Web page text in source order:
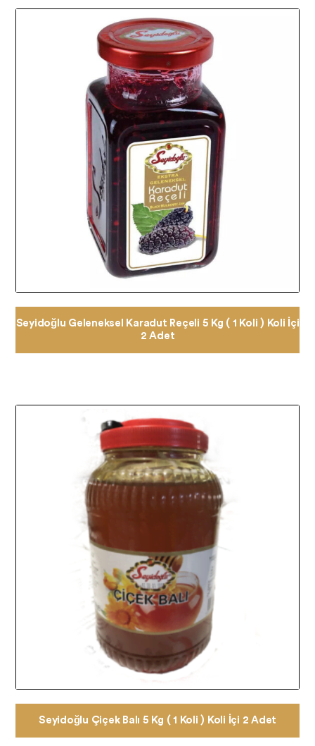
Seyidoğlu Geleneksel Karadut Reçeli 5 Kg ( 1 Koli ) Koli İçi
2 Adet
Seyidoğlu Çiçek Balı 5 Kg ( 1 Koli ) Koli İçi 2 Adet